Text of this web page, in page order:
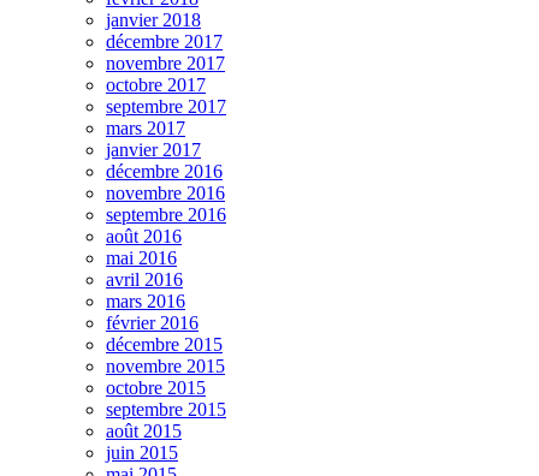
janvier 2018
décembre 2017
novembre 2017
octobre 2017
septembre 2017
mars 2017
janvier 2017
décembre 2016
novembre 2016
septembre 2016
août 2016
mai 2016
avril 2016
mars 2016
février 2016
décembre 2015
novembre 2015
octobre 2015
septembre 2015
août 2015
juin 2015